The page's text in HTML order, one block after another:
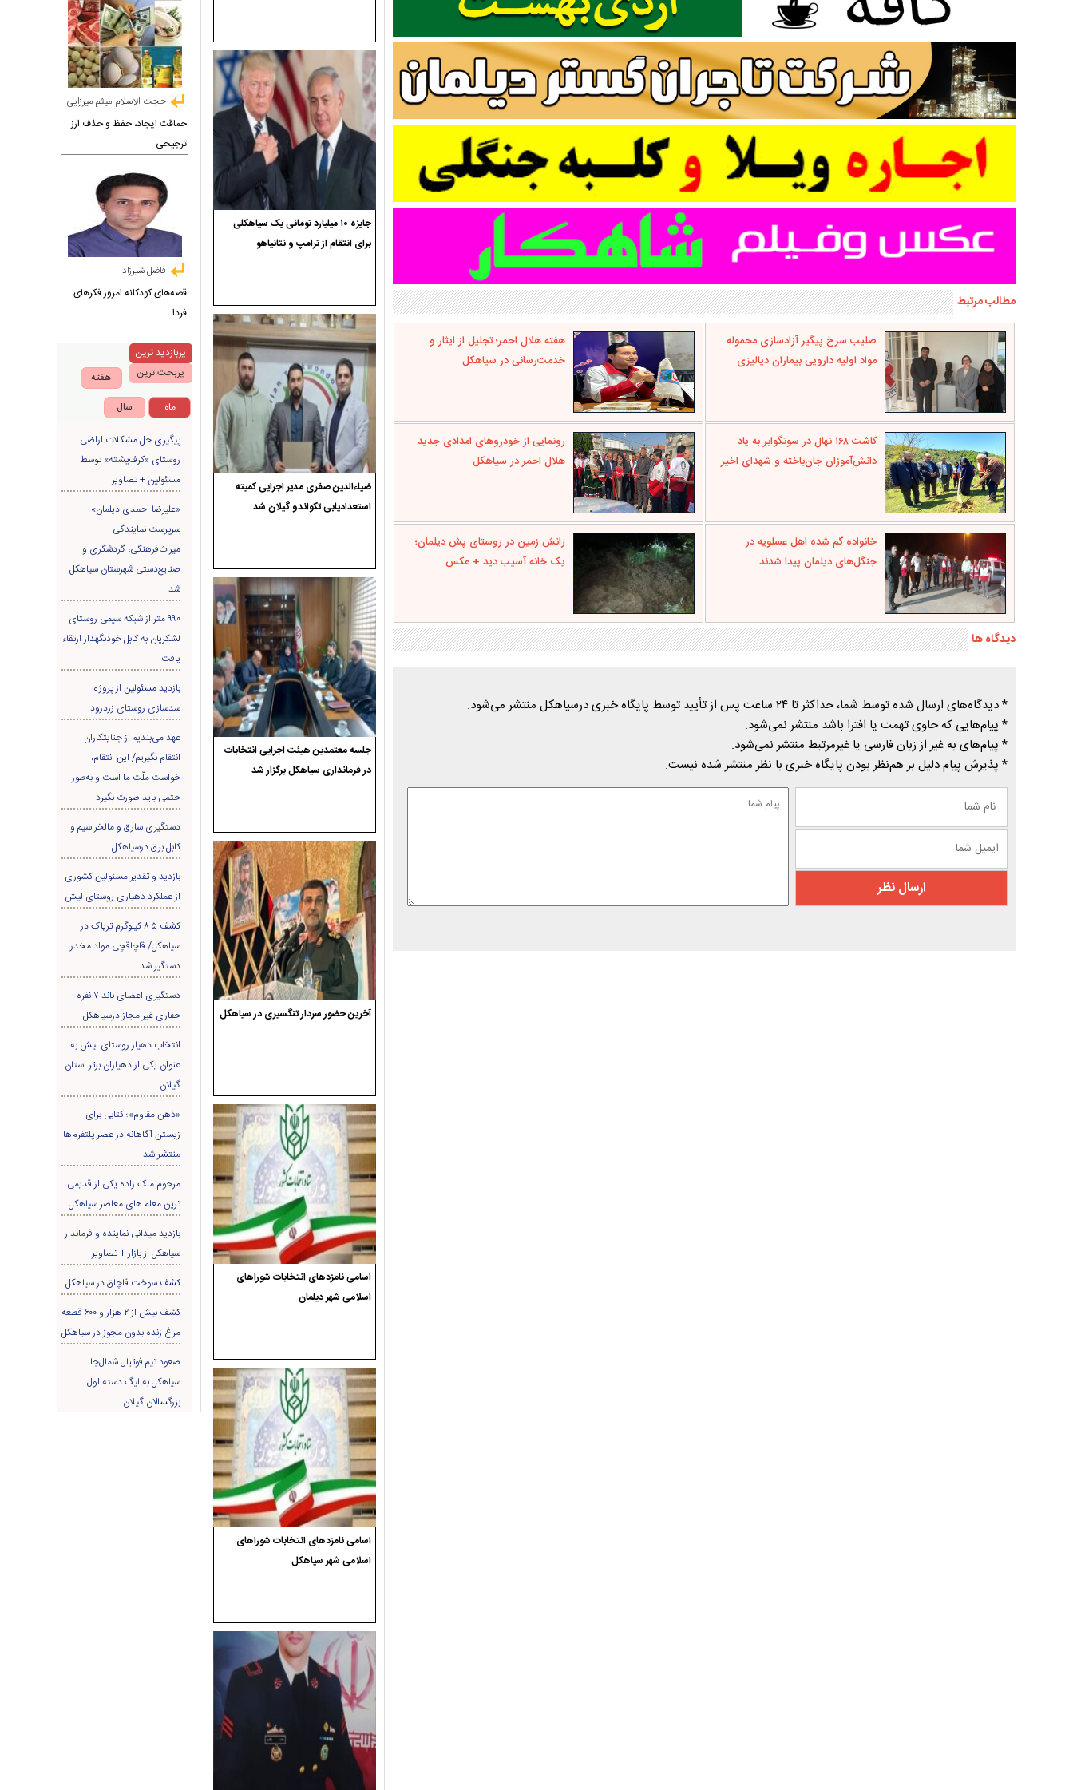
مطالب مرتبط
صلیب سرخ پیگیر آزادسازی محموله
مواد اولیه دارویی بیماران دیالیزی
هفته هلال احمر؛ تجلیل از ایثار و
خدمت‌رسانی در سیاهکل
کاشت ۱۶۸ نهال در سوتگوابر به یاد
دانش‌آموزان جان‌باخته و شهدای اخیر
رونمایی از خودروهای امدادی جدید
هلال احمر در سیاهکل
خانواده گم شده اهل عسلویه در
جنگل‌های دیلمان پیدا شدند
رانش زمین در روستای پش دیلمان؛
یک خانه آسیب دید + عکس
دیدگاه ها
* دیدگاه‌های ارسال شده توسط شما، حداکثر تا ۲۴ ساعت پس از تأیید توسط پایگاه خبری درسیاهکل منتشر می‌شود.
* پیام‌هایی که حاوی تهمت یا افترا باشد منتشر نمی‌شود.
* پیام‌های به غیر از زبان فارسی یا غیرمرتبط منتشر نمی‌شود.
* پذیرش پیام دلیل بر هم‌نظر بودن پایگاه خبری با نظر منتشر شده نیست.
جایزه ۱۰ میلیارد تومانی یک سیاهکلی
برای انتقام از ترامپ و نتانیاهو
ضیاءالدین صفری مدیر اجرایی کمیته
استعدادیابی تکواندو گیلان شد
جلسه معتمدین هیئت اجرایی انتخابات
در فرمانداری سیاهکل برگزار شد
آخرین حضور سردار تنگسیری در سیاهکل
اسامی نامزدهای انتخابات شوراهای
اسلامی شهر دیلمان
اسامی نامزدهای انتخابات شوراهای
اسلامی شهر سیاهکل
حجت الاسلام میثم میرزایی
حماقت ایجاد، حفظ و حذف ارز
ترجیحی
فاضل شیرزاد
قصه‌های کودکانه امروز فکرهای
فردا
پربازدید ترین
پربحث ترین
هفته
ماه
سال
پیگیری حل مشکلات اراضی
روستای «کرف‌پشته» توسط
مسئولین + تصاویر
«علیرضا احمدی دیلمان»
سرپرست نمایندگی
میراث‌فرهنگی، گردشگری و
صنایع‌دستی شهرستان سیاهکل
شد
۹۹۰ متر از شبکه سیمی روستای
لشکریان به کابل خودنگهدار ارتقاء
یافت
بازدید مسئولین از پروژه
سدسازی روستای زردرود
عهد می‌بندیم از جنایتکاران
انتقام بگیریم/ این انتقام،
خواست ملّت ما است و به‌طور
حتمی باید صورت بگیرد
دستگیری سارق و مالخر سیم و
کابل برق درسیاهکل
بازدید و تقدیر مسئولین کشوری
از عملکرد دهیاری روستای لیش
کشف ۸.۵ کیلوگرم تریاک در
سیاهکل/ قاچاقچی مواد مخدر
دستگیر شد
دستگیری اعضای باند ۷ نفره
حفاری غير مجاز درسیاهکل
انتخاب دهیار روستای لیش به
عنوان یکی از دهیاران برتر استان
گیلان
«ذهن مقاوم»؛ کتابی برای
زیستن آگاهانه در عصر پلتفرم‌ها
منتشر شد
مرحوم ملک زاده یکی از قدیمی
ترین معلم های معاصر سیاهکل
بازدید میدانی نماینده و فرماندار
سیاهکل از بازار + تصاویر
کشف سوخت قاچاق در سياهکل
کشف بیش از ۲ هزار و ۶۰۰ قطعه
مرغ زنده بدون مجوز در سیاهکل
صعود تیم فوتبال شمال‌جا‌
سیاهکل به لیگ دسته اول
بزرگسالان گیلان